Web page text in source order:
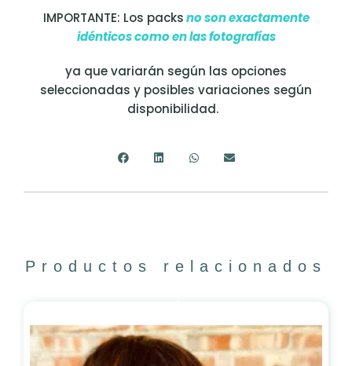
IMPORTANTE: Los packsno son exactamente
idénticos como en las fotografías
ya que variarán según las opciones
seleccionadas y posibles variaciones según
disponibilidad.
Productos relacionados